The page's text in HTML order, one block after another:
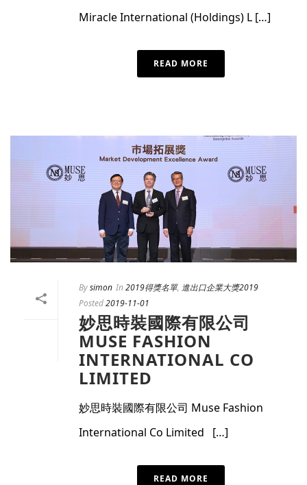
Miracle International (Holdings) L […]
READ MORE
Bysimon In2019得獎名單, 進出口企業大獎2019
Posted2019-11-01
妙思時裝國際有限公司
MUSE FASHION
INTERNATIONAL CO
LIMITED
妙思時裝國際有限公司 Muse Fashion
International Co Limited […]
READ MORE